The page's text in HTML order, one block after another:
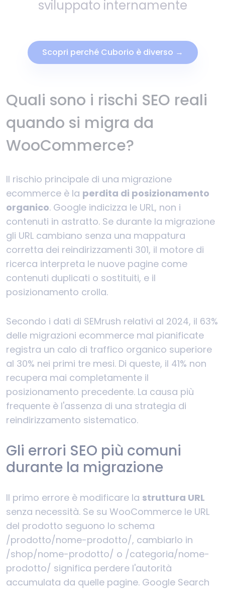
sviluppato internamente
Scopri perché Cuborio è diverso →
Quali sono i rischi SEO reali
quando si migra da
WooCommerce?
Il rischio principale di una migrazione
ecommerce è la perdita di posizionamento
organico. Google indicizza le URL, non i
contenuti in astratto. Se durante la migrazione
gli URL cambiano senza una mappatura
corretta dei reindirizzamenti 301, il motore di
ricerca interpreta le nuove pagine come
contenuti duplicati o sostituiti, e il
posizionamento crolla.
Secondo i dati di SEMrush relativi al 2024, il 63%
delle migrazioni ecommerce mal pianificate
registra un calo di traffico organico superiore
al 30% nei primi tre mesi. Di queste, il 41% non
recupera mai completamente il
posizionamento precedente. La causa più
frequente è l'assenza di una strategia di
reindirizzamento sistematico.
Gli errori SEO più comuni
durante la migrazione
Il primo errore è modificare la struttura URL
senza necessità. Se su WooCommerce le URL
del prodotto seguono lo schema
/prodotto/nome-prodotto/, cambiarlo in
/shop/nome-prodotto/ o /categoria/nome-
prodotto/ significa perdere l'autorità
accumulata da quelle pagine. Google Search